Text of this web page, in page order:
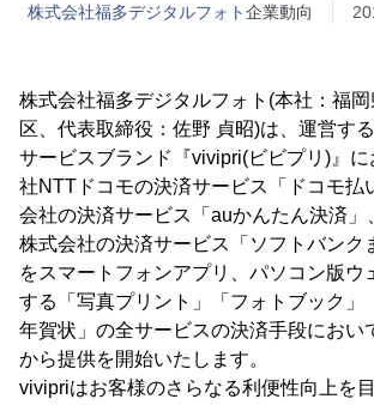
株式会社福多デジタルフォト企業動向
株式会社福多デジタルフォト(本社：福
区、代表取締役：佐野 貞昭)は、運営す
サービスブランド『vivipri(ビビプリ)』
社NTTドコモの決済サービス「ドコモ払
会社の決済サービス「auかんたん決済」
株式会社の決済サービス「ソフトバンク
をスマートフォンアプリ、パソコン版ウ
する「写真プリント」「フォトブック」
年賀状」の全サービスの決済手段におい
から提供を開始いたします。
vivipriはお客様のさらなる利便性向上を